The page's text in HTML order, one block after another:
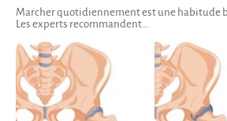
Marcher quotidiennement est une habitude
Les experts recommandent